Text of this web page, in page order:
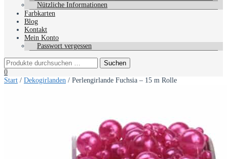
Nützliche Informationen
Farbkarten
Blog
Kontakt
Mein Konto
Passwort vergessen
0
Start / Dekogirlanden / Perlengirlande Fuchsia – 15 m Rolle